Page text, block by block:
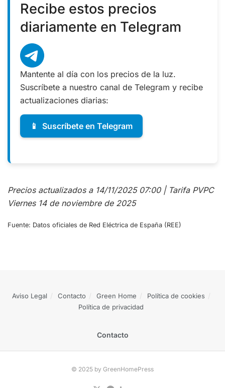
Recibe estos precios
diariamente en Telegram
Mantente al día con los precios de la luz.
Suscríbete a nuestro canal de Telegram y recibe
actualizaciones diarias:
📱 Suscríbete en Telegram
Precios actualizados a 14/11/2025 07:00 | Tarifa PVPC
Viernes 14 de noviembre de 2025
Fuente: Datos oficiales de Red Eléctrica de España (REE)
Aviso Legal Contacto Green Home
Política de cookies
Política de privacidad
Contacto
© 2025 by GreenHomePress